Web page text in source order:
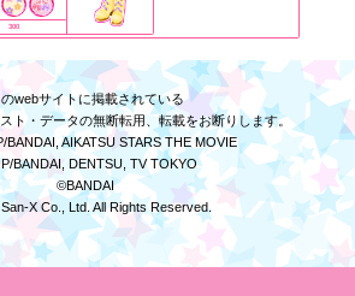
のwebサイトに掲載されている
ト・データの無断転用、転載をお断りします。
BANDAI, AIKATSU STARS THE MOVIE
BANDAI, DENTSU, TV TOKYO
©BANDAI
X Co., Ltd. All Rights Reserved.